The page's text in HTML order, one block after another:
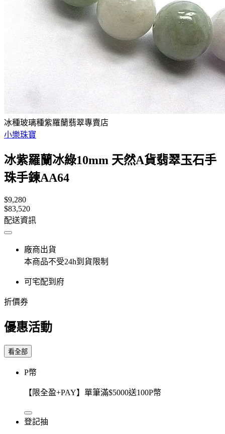
冰種玻璃種紫羅蘭翡翠專賣店
小樂珠寶
冰紫羅蘭冰綠10mm 天然A貨翡翠玉石手
珠手鍊AA64
$9,280
$83,520
配送資訊
廠商出貨
本商品不受24h到貨限制
可宅配到府
折價券
優惠活動
看全部
P幣
【限全盈+PAY】單筆滿$5000送100P幣
登記抽